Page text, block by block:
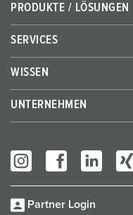
PRODUKTE / LÖSUNGEN
SERVICES
WISSEN
UNTERNEHMEN
Partner Login